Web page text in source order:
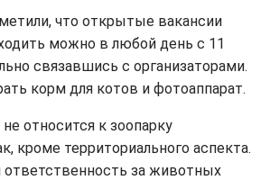
что открытые вакансии
можно в любой день с 11
связавшись с организаторами.
корм для котов и фотоаппарат.
относится к зоопарку
кроме территориального аспекта.
за животных